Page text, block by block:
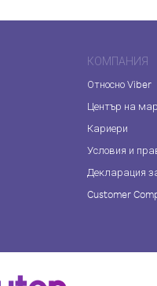
КОМПАНИЯ
Относно Viber
Център на
Кариери
Условия и
Декларация
Customer